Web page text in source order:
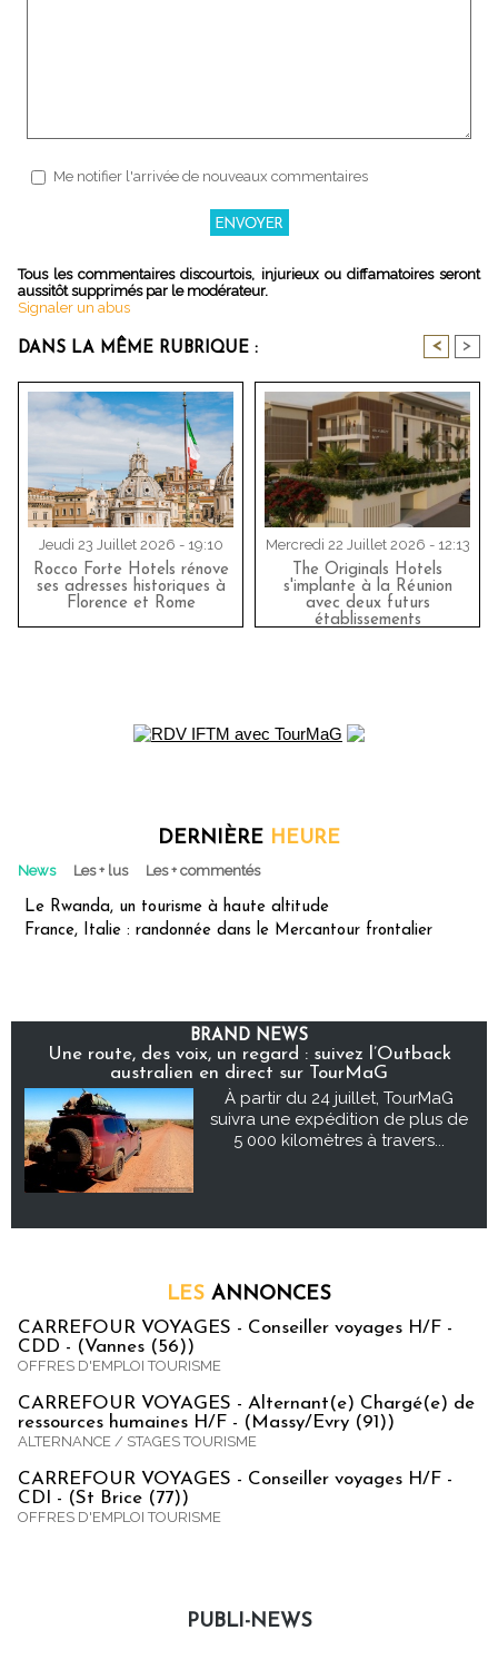
Me notifier l'arrivée de nouveaux commentaires
Tous les commentaires discourtois, injurieux ou diffamatoires seront
aussitôt supprimés par le modérateur.
Signaler un abus
DANS LA MÊME RUBRIQUE : < >
Jeudi 23 Juillet 2026 - 19:10
Rocco Forte Hotels rénove
ses adresses historiques à
Florence et Rome
Mercredi 22 Juillet 2026 - 12:13
The Originals Hotels
s'implante à la Réunion
avec deux futurs
établissements
DERNIÈRE HEURE
News Les + lus Les + commentés
Le Rwanda, un tourisme à haute altitude
France, Italie : randonnée dans le Mercantour frontalier
BRAND NEWS
Une route, des voix, un regard : suivez l’Outback
australien en direct sur TourMaG
À partir du 24 juillet, TourMaG
suivra une expédition de plus de
5 000 kilomètres à travers...
LES ANNONCES
CARREFOUR VOYAGES - Conseiller voyages H/F -
CDD - (Vannes (56))
OFFRES D'EMPLOI TOURISME
CARREFOUR VOYAGES - Alternant(e) Chargé(e) de
ressources humaines H/F - (Massy/Evry (91))
ALTERNANCE / STAGES TOURISME
CARREFOUR VOYAGES - Conseiller voyages H/F -
CDI - (St Brice (77))
OFFRES D'EMPLOI TOURISME
PUBLI-NEWS